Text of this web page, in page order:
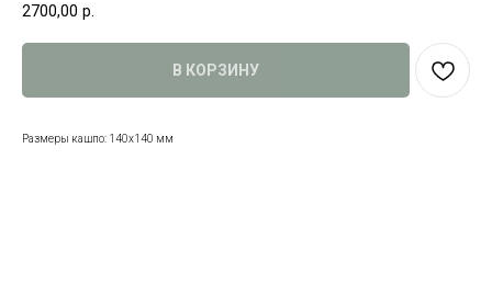
2700,00 р.
В КОРЗИНУ
Размеры кашпо: 140х140 мм